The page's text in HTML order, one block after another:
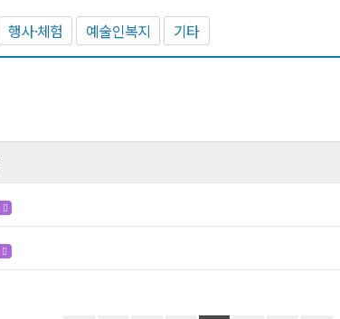
행사·체험 예술인복지 기타